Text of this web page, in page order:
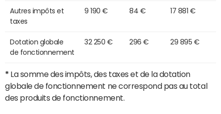
Autres impôts et
taxes
9 190 € 84 € 17 881 €
Dotation globale
de fonctionnement
32 250 € 296 € 29 895 €
* La somme des impôts, des taxes et de la dotation
globale de fonctionnement ne correspond pas au total
des produits de fonctionnement.